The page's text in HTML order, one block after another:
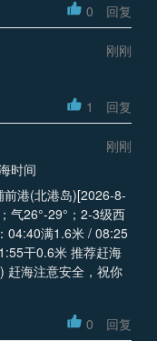
0 回复
刚刚
1 回复
刚刚
时间
前港(北港岛)[2026-8-
气26°-29°；2-3级西
04:40满1.6米 / 08:25
干0.6米 推荐赶海
赶海注意安全，祝你
0 回复